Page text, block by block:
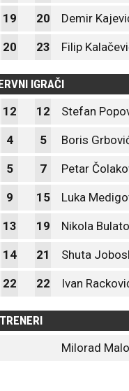
19 20 Demir
20 23 Filip
IGRAČI
12 12 Stefan
4 5 Boris
5 7 Petar
9 15 Luka
13 19 Nikola
14 21 Shuta
22 22 Ivan
TRENERI
Milorad